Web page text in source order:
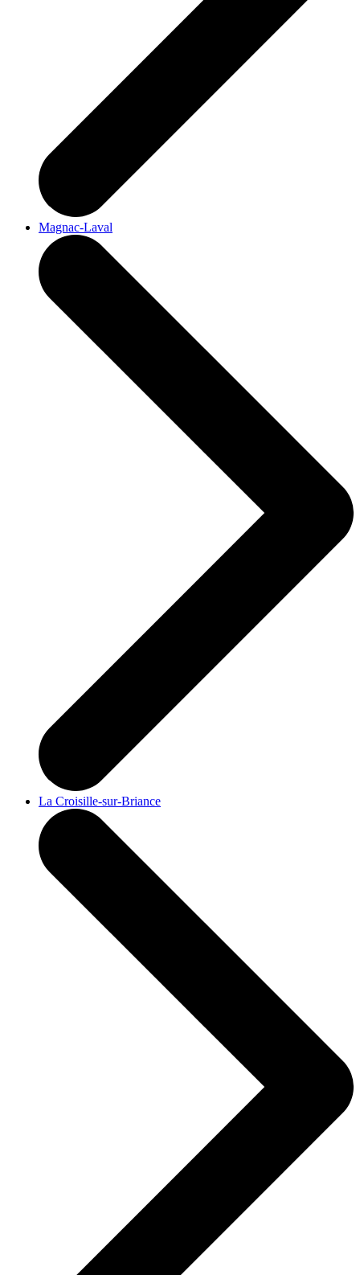
Magnac-Laval
La Croisille-sur-Briance